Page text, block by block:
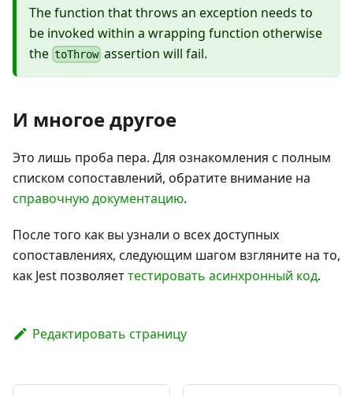
The function that throws an exception needs to
be invoked within a wrapping function otherwise
the toThrow assertion will fail.
И многое другое
Это лишь проба пера. Для ознакомления с полным
списком сопоставлений, обратите внимание на
справочную документацию.
После того как вы узнали о всех доступных
сопоставлениях, следующим шагом взгляните на то,
как Jest позволяеттестировать асинхронный код.
Редактировать страницу